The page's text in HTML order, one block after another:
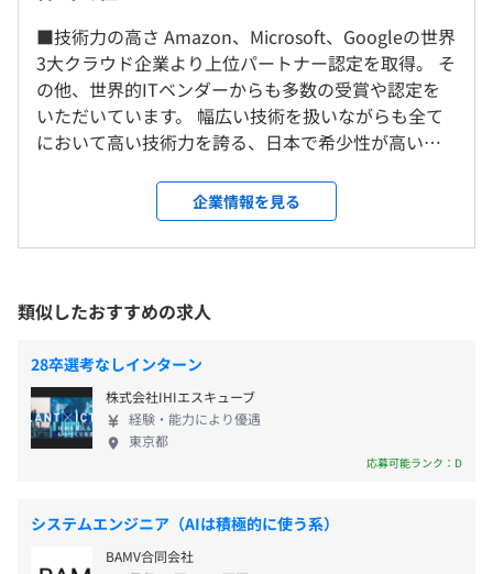
◆新入社員の育成コンセプトは、「技術力＋社会人基礎
力」の両立
技術力のみならず、社会人としての基礎力も重視したカリ
エンドユーザーとの距離が近いからこそ、顧客から信頼さ
ビジネススキル研修や各地区・事業部ごとの技術研修を実
●新入社員フォローアップ研修
1年目から3年目まで年に2回実施。 これまでの成功体験や
課題を共有し、同期との親交を深める。
後輩育成のため先輩社員がチーム単位、グループ単位、拠
点単位で自主的に開催。
＜雇入時＞
東京オフィス、および自宅
＜変更範囲＞
無し
受動喫煙防止措置に関する事項
・従業員に対する受動喫煙対策：あり
東京メトロ丸の内線「西新宿駅」より徒歩5分
JR・私鉄各線「新宿駅」より徒歩8分
9：00～18：00
フレックスタイム制度あり
休憩時間：休憩時間60分
平均残業時間：月平均7.7時間
完全週休2日制（土・日）、祝日、リフレッシュ休暇、ウ
奨励休暇、看護休暇、介護休暇、特別休暇など
・家族手当
●新入社員フォローアップ研修
1年目～3年目まで10月・3月の2回実施。 これまでの成功
体験や課題の共有し、同期との親交を深める。
自己啓発支援の有無及びその内容
＜資格取得奨励制度＞
会社が指定した500種類以上の資格について、以下の支援
・資格手当（1つにつき5000円～1.5万円/月）
あり
キャリアコンサルティング制度の有無及びその内容
キャリアコンサルタント資格を持つ社員が、随時社員の相
談に対応しています。
なし
■技術力の高さ Amazon、Microsoft、Googleの世界
3大クラウド企業より上位パートナー認定を取得。 そ
の他、世界的ITベンダーからも多数の受賞や認定を
いただいています。 幅広い技術を扱いながらも全て
において高い技術力を誇る、日本で希少性が高い企
Year」も受賞し、ラスベガスで表彰いただきまし
では2名、 Google Cloud Partner Top Engineerでは
人ひとりのスキルも高いレベルを誇っています。 高
い技術力を身につけ個人のスキルや市場価値を高め
ることで、顧客への貢献の幅も広がります。 ■自由
度の高さ 親会社を持たない「独立系」だからこそ、
意思決定のスピードが速く、またしがらみなく顧客
の課題に向き合えます。 現在は事業部や拠点を超
え、社内で強みのある部署同士がコラボしビジネス
ザーとの直接取引の割合が高いため、上流工程から
一貫して携わることができます。 顧客に直接提案で
きる環境に身を置くことで、顧客が抱えている課題
企業情報を見る
類似したおすすめの求人
28卒選考なしインターン
株式会社IHIエスキューブ
経験・能力により優遇
東京都
応募可能ランク：D
システムエンジニア（AIは積極的に使う系）
BAMV合同会社